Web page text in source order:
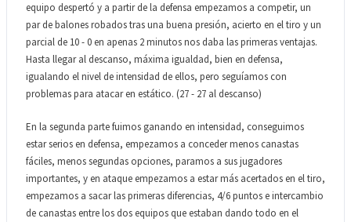
equipo despertó y a partir de la defensa empezamos a competir, un
par de balones robados tras una buena presión, acierto en el tiro y un
parcial de 10 - 0 en apenas 2 minutos nos daba las primeras ventajas.
Hasta llegar al descanso, máxima igualdad, bien en defensa,
igualando el nivel de intensidad de ellos, pero seguíamos con
problemas para atacar en estático. (27 - 27 al descanso)
En la segunda parte fuimos ganando en intensidad, conseguimos
estar serios en defensa, empezamos a conceder menos canastas
fáciles, menos segundas opciones, paramos a sus jugadores
importantes, y en ataque empezamos a estar más acertados en el tiro,
empezamos a sacar las primeras diferencias, 4/6 puntos e intercambio
de canastas entre los dos equipos que estaban dando todo en el